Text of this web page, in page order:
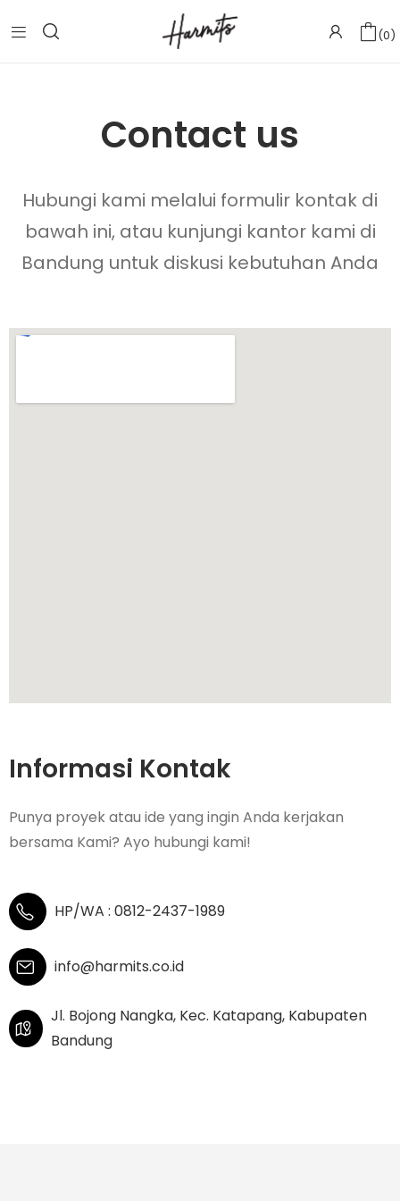
0
Contact us
Hubungi kami melalui formulir kontak di
bawah ini, atau kunjungi kantor kami di
Bandung untuk diskusi kebutuhan Anda
Informasi Kontak
Punya proyek atau ide yang ingin Anda kerjakan
bersama Kami? Ayo hubungi kami!
HP/WA : 0812-2437-1989
info@harmits.co.id
Jl. Bojong Nangka, Kec. Katapang, Kabupaten
Bandung